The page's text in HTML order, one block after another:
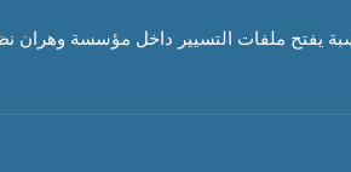
يفتح ملفات التسيير داخل مؤسسة وهران